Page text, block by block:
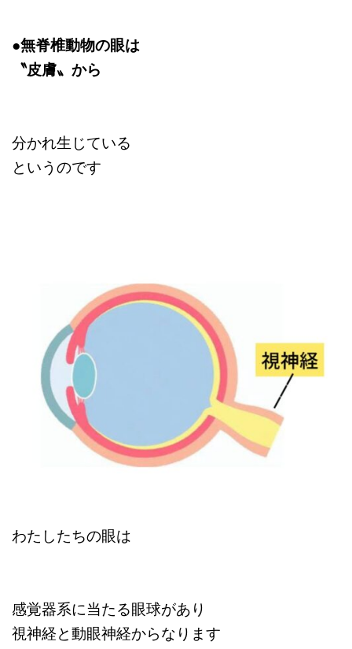
●無脊椎動物の眼は
〝皮膚〟から
分かれ生じている
というのです
わたしたちの眼は
感覚器系に当たる眼球があり
視神経と動眼神経からなります